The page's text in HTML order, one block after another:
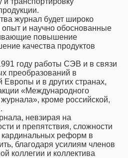
журнал будет широко
опыт и научно обоснованные
повышение
качества продуктов
году работы СЭВ и в связи
преобразований в
Европы и в других странах,
«Международного
журнала», кроме российской,
невзирая на
и препятствия, сложности
кардинальных реформ в
благодаря усилиям членов
коллегии и коллектива